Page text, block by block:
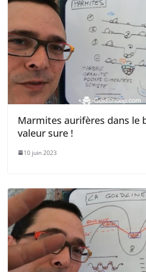
Marmites aurifères dans le
valeur sure !
10 juin 2023